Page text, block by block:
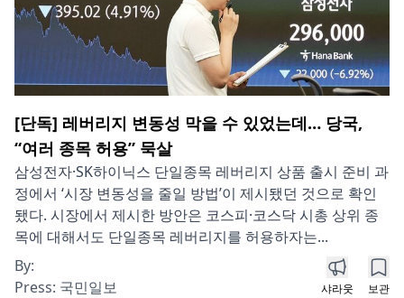
[단독] 레버리지 변동성 막을 수 있었는데… 당국,
“여러 종목 허용” 묵살
삼성전자·SK하이닉스 단일종목 레버리지 상품 출시 준비 과
정에서 ‘시장 변동성을 줄일 방법’이 제시됐던 것으로 확인
됐다. 시장에서 제시한 방안은 코스피·코스닥 시총 상위 종
목에 대해서도 단일종목 레버리지를 허용하자는...
By:
Press: 국민일보 샤라웃 보관